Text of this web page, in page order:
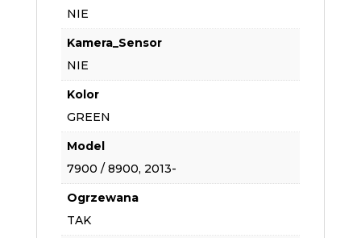
NIE
Kamera_Sensor
NIE
Kolor
GREEN
Model
7900 / 8900, 2013-
Ogrzewana
TAK